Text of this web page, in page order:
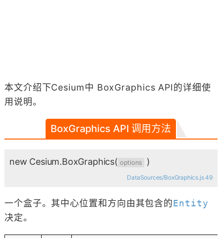
本文介绍下Cesium中 BoxGraphics API的详细使
用说明。
BoxGraphics API 调用方法
new Cesium.BoxGraphics( options )
DataSources/BoxGraphics.js 49
一个盒子。其中心位置和方向由其包含的Entity
决定。